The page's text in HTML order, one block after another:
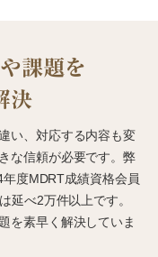
課題を
決
い、対応する内容も変
な信頼が必要です。弊
度MDRT成績資格会員
延べ2万件以上です。
を素早く解決していま